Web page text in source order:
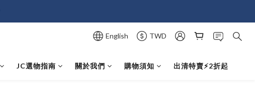
English TWD
JC選物指南 關於我們 購物須知 出清特賣⚡️2折起